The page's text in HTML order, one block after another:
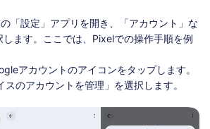
「設定」アプリを開き、「アカウント」な
します。ここでは、Pixelでの操作手順を例
アカウントのアイコンをタップします。
スのアカウントを管理」を選択します。